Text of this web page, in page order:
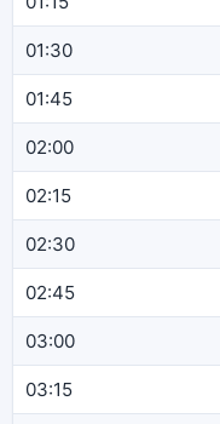
01:30
01:45
02:00
02:15
02:30
02:45
03:00
03:15